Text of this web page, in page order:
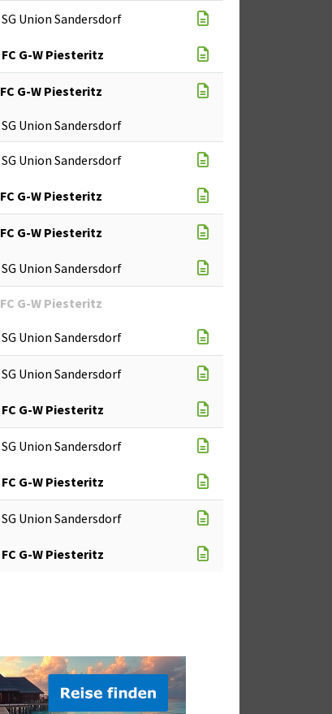
SG Union Sandersdorf
FC G-W Piesteritz
FC G-W Piesteritz
SG Union Sandersdorf
SG Union Sandersdorf
FC G-W Piesteritz
FC G-W Piesteritz
SG Union Sandersdorf
FC G-W Piesteritz
SG Union Sandersdorf
SG Union Sandersdorf
FC G-W Piesteritz
SG Union Sandersdorf
FC G-W Piesteritz
SG Union Sandersdorf
FC G-W Piesteritz